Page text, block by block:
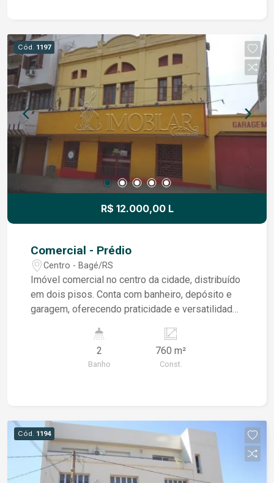
Cód. 1197
R$ 12.000,00 L
Comercial - Prédio
Centro - Bagé/RS
Imóvel comercial no centro da cidade, distribuído
em dois pisos. Conta com banheiro, depósito e
garagem, oferecendo praticidade e versatilidade
Ideal para quem busca localização estratégica e
2
Banho
760 m²
Const.
Cód. 1194